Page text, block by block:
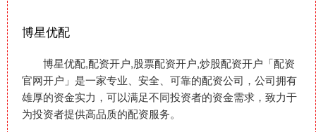
博星优配
博星优配,配资开户,股票配资开户,炒股配资开户「配资
官网开户」是一家专业、安全、可靠的配资公司，公司拥有
雄厚的资金实力，可以满足不同投资者的资金需求，致力于
为投资者提供高品质的配资服务。